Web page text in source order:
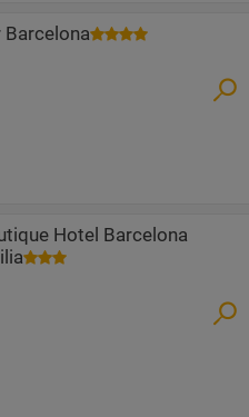
Barcelona
Hotel Barcelona